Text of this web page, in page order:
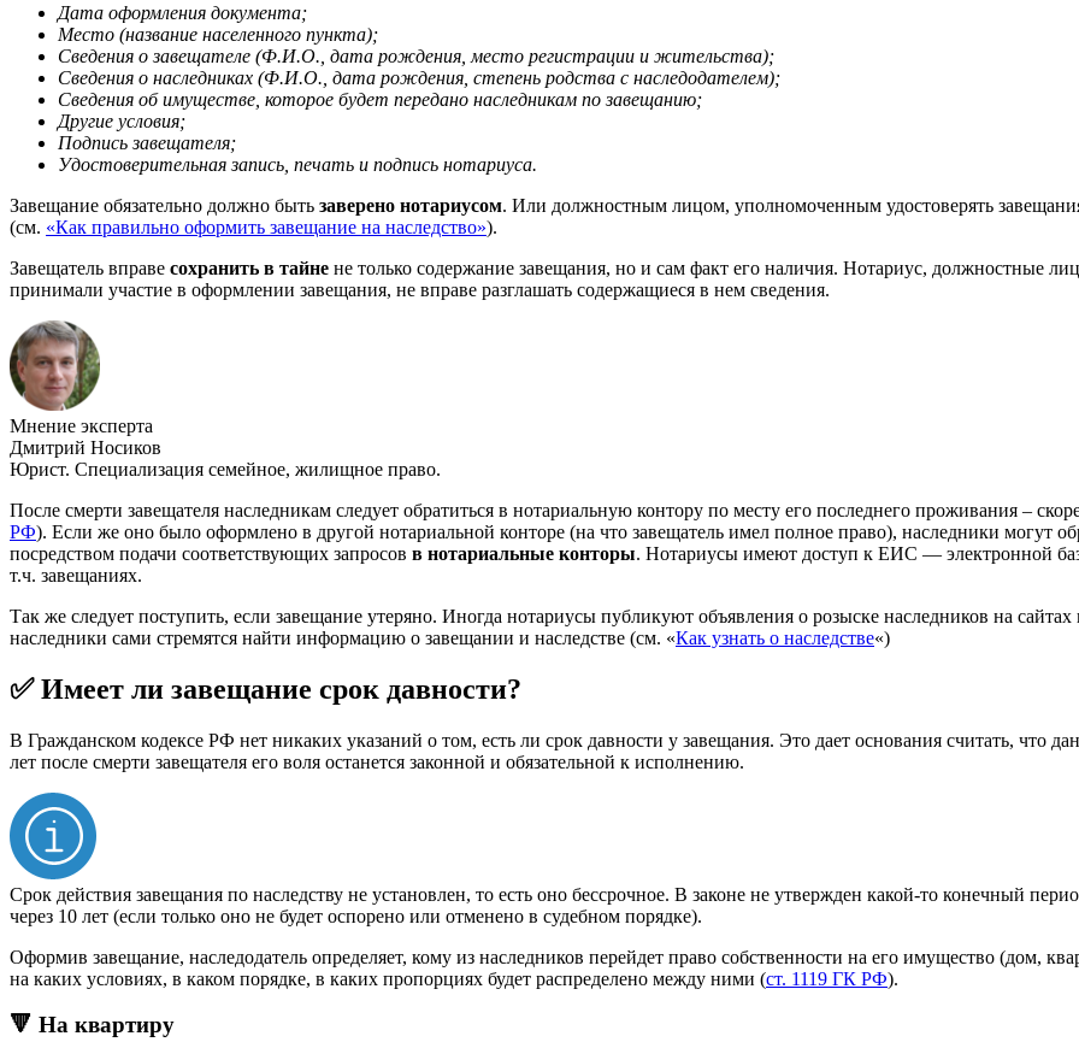
Дата оформления документа;
Место (название населенного пункта);
Сведения о завещателе (Ф.И.О., дата рождения, место регистрации и жительства);
Сведения о наследниках (Ф.И.О., дата рождения, степень родства с наследодателем);
Сведения об имуществе, которое будет передано наследникам по завещанию;
Другие условия;
Подпись завещателя;
Удостоверительная запись, печать и подпись нотариуса.
Завещание обязательно должно быть заверено нотариусом. Или должностным лицом, уполномоченным удостоверять
(см. «Как правильно оформить завещание на наследство»).
Завещатель вправе сохранить в тайне не только содержание завещания, но и сам факт его наличия. Нотариус, должностные
принимали участие в оформлении завещания, не вправе разглашать содержащиеся в нем сведения.
Мнение эксперта
Дмитрий Носиков
Юрист. Специализация семейное, жилищное право.
После смерти завещателя наследникам следует обратиться в нотариальную контору по месту его последнего проживания –
РФ). Если же оно было оформлено в другой нотариальной конторе (на что завещатель имел полное право), наследники могут
посредством подачи соответствующих запросов в нотариальные конторы. Нотариусы имеют доступ к ЕИС — электронной
т.ч. завещаниях.
Так же следует поступить, если завещание утеряно. Иногда нотариусы публикуют объявления о розыске наследников на
наследники сами стремятся найти информацию о завещании и наследстве (см. «Как узнать о наследстве«)
✅ Имеет ли завещание срок давности?
В Гражданском кодексе РФ нет никаких указаний о том, есть ли срок давности у завещания. Это дает основания считать, что
лет после смерти завещателя его воля останется законной и обязательной к исполнению.
Срок действия завещания по наследству не установлен, то есть оно бессрочное. В законе не утвержден какой-то конечный
через 10 лет (если только оно не будет оспорено или отменено в судебном порядке).
Оформив завещание, наследодатель определяет, кому из наследников перейдет право собственности на его имущество (дом,
на каких условиях, в каком порядке, в каких пропорциях будет распределено между ними (ст. 1119 ГК РФ).
🔻 На квартиру